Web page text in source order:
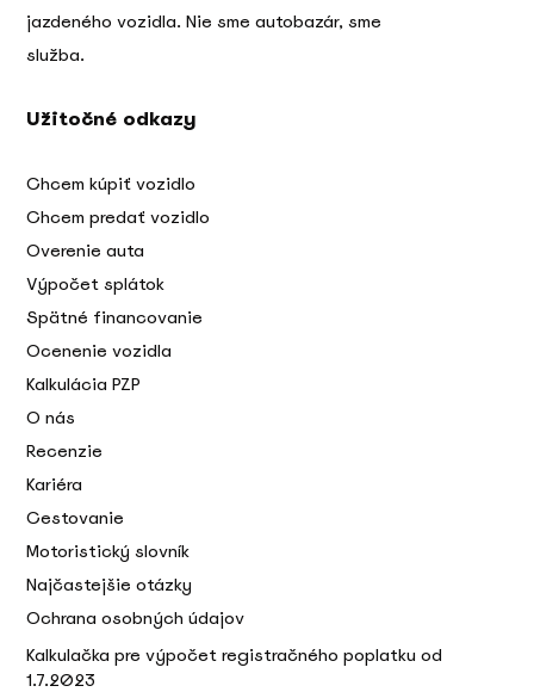
jazdeného vozidla. Nie sme autobazár, sme
služba.
Užitočné odkazy
Chcem kúpiť vozidlo
Chcem predať vozidlo
Overenie auta
Výpočet splátok
Spätné financovanie
Ocenenie vozidla
Kalkulácia PZP
O nás
Recenzie
Kariéra
Cestovanie
Motoristický slovník
Najčastejšie otázky
Ochrana osobných údajov
Kalkulačka pre výpočet registračného poplatku od
1.7.2023